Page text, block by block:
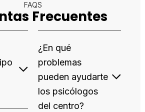
FAQS
Frecuentes
¿En qué
problemas
pueden ayudarte
los psicólogos
del centro?